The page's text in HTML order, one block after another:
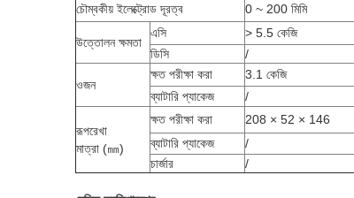
চৌম্বকীয় ইলেক্ট্রোড দূরত্ব
0 ~ 200 মিমি
উত্তোলন ক্ষমতা
এসি > 5.5 কেজি
ডিসি
/
ওজন
ক্ষত পরীক্ষা করা 3.1 কেজি
ব্যাটারি প্যাকেজ
/
রূপরেখা
মাত্রা (㎜)
ক্ষত পরীক্ষা করা 208 × 52 × 146
ব্যাটারি প্যাকেজ
/
চার্জার
/